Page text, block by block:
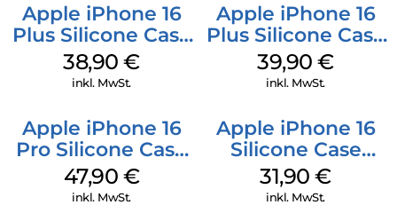
Apple iPhone 16
Plus Silicone Case
MagSafe Denim
38,90€
inkl. MwSt.
Apple iPhone 16
Plus Silicone Case
MagSafe Plum
39,90€
inkl. MwSt.
Apple iPhone 16
Pro Silicone Case
MagSafe Denim
47,90 €
inkl. MwSt.
Apple iPhone 16
Silicone Case
MagSafe Fuchsia
31,90€
inkl. MwSt.